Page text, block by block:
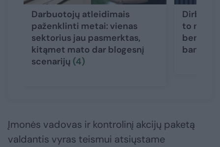
Darbuotojų atleidimais
paženklinti metai: vienas
sektorius jau pasmerktas,
kitąmet mato dar blogesnį
scenarijų (4)
Dirbo
to
Įmonės vadovas ir kontrolinį akcijų paketą
valdantis vyras teismui atsiųstame